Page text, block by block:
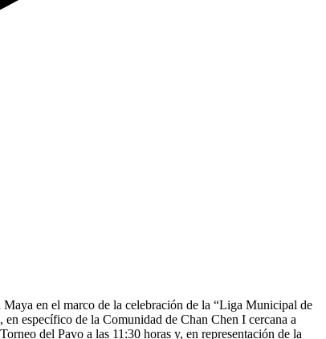
en el marco de la celebración de la “Liga Municipal de
específico de la Comunidad de Chan Chen I cercana a
del Pavo a las 11:30 horas y, en representación de la